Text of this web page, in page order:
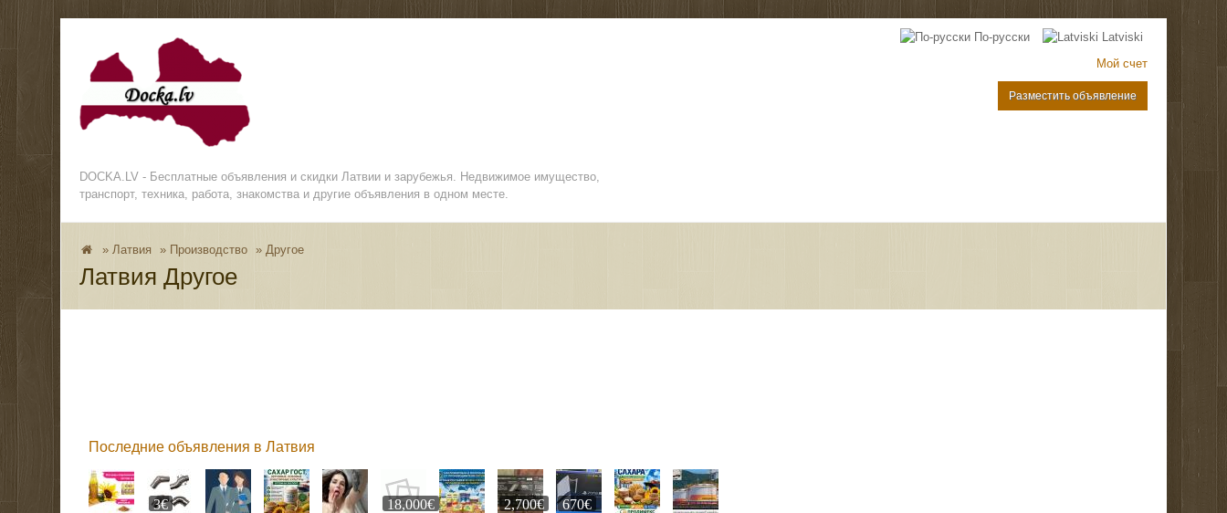
DOCKA.LV - Бесплатные объявления и скидки Латвии и зарубежья. Недвижимое имущество,
транспорт, техника, работа, знакомства и другие объявления в одном месте.
По-русски
Latviski
Мой счет
Разместить объявление
»Латвия » Производство »Другое
Латвия Другое
Последние объявления в Латвия
3€ 18,000€ 2,700€ 670€